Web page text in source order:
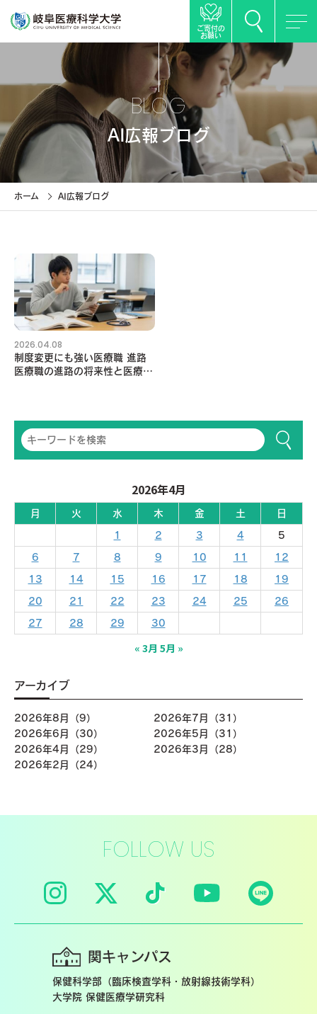
ご寄付の
お願い
BLOG
AI広報ブログ
ホーム AI広報ブログ
2026.04.08
制度変更にも強い医療職 進路
医療職の進路の将来性と医療制
2026年4月
月 火 水 木 金 土 日
1 2 3 4 5
6 7 8 9 10 11 12
13 14 15 16 17 18 19
20 21 22 23 24 25 26
27 28 29 30
« 3月 5月 »
アーカイブ
2026年8月（9）
2026年7月（31）
2026年6月（30）
2026年5月（31）
2026年4月（29）
2026年3月（28）
2026年2月（24）
FOLLOW US
関キャンパス
保健科学部（臨床検査学科・放射線技術学科）
大学院 保健医療学研究科